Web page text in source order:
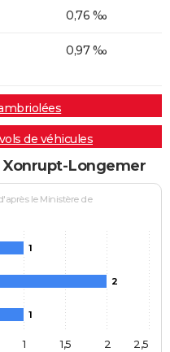
0,76 ‰
0,97 ‰
de véhicules
Xonrupt-Longemer
le Ministère de
1
2
1
1 1,5 2 2,5